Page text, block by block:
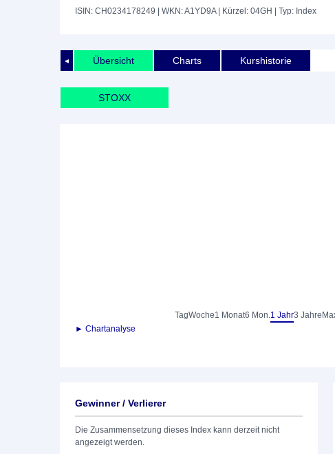
ISIN: CH0234178249 | WKN: A1YD9A| Kürzel: 04GH | Typ: Index
◄ Übersicht Charts Kurshistorie
STOXX
TagWoche1 Monat6 Mon.1 Jahr3 Jahre
► Chartanalyse
Gewinner / Verlierer
Die Zusammensetzung dieses Index kann derzeit nicht
angezeigt werden.